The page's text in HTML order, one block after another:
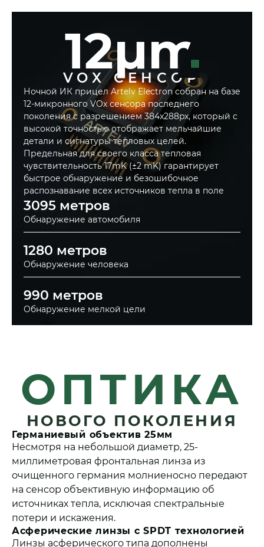
12µm
VOX СЕНСОР
Ночной ИК прицел Artelv Electron собран на базе
12-микронного VOx сенсора последнего
поколения с разрешением 384x288px, который с
высокой точностью отображает мельчайшие
детали и сигнатуры тепловых целей.
Предельная для своего класса тепловая
чувствительность 17mK (±2 mK) гарантирует
быстрое обнаружение и безошибочное
распознавание всех источников тепла в поле
зрения.
3095 метров
Обнаружение автомобиля
1280 метров
Обнаружение человека
990 метров
Обнаружение мелкой цели
ОПТИКА
НОВОГО ПОКОЛЕНИЯ
Германиевый объектив 25мм
Несмотря на небольшой диаметр, 25-
миллиметровая фронтальная линза из
очищенного германия молниеносно передают
на сенсор объективную информацию об
источниках тепла, исключая спектральные
потери и искажения.
Асферические линзы с SPDT технологией
Линзы асферического типа дополнены